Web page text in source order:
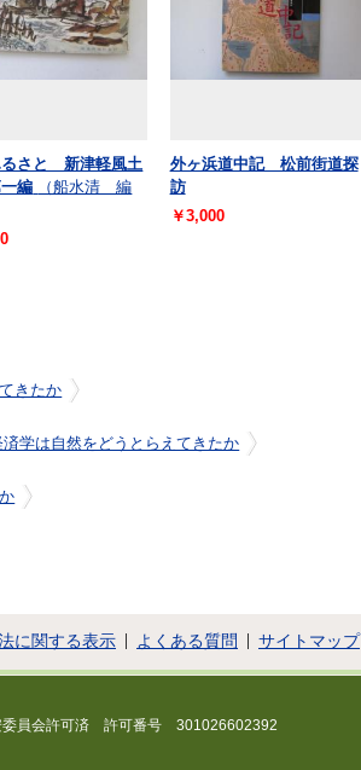
るさと 新津軽風土
編
（船水清 編
外ヶ浜道中記 松前街道探
訪
￥3,000
きたか
済学は自然をどうとらえてきたか
に関する表示 よくある質問 サイトマップ
委員会許可済 許可番号 301026602392